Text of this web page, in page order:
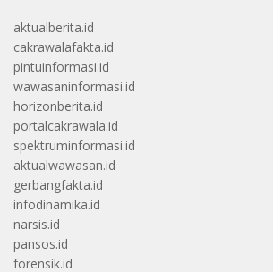
aktualberita.id
cakrawalafakta.id
pintuinformasi.id
wawasaninformasi.id
horizonberita.id
portalcakrawala.id
spektruminformasi.id
aktualwawasan.id
gerbangfakta.id
infodinamika.id
narsis.id
pansos.id
forensik.id